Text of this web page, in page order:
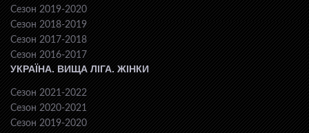
Сезон 2019-2020
Сезон 2018-2019
Сезон 2017-2018
Сезон 2016-2017
УКРАЇНА. ВИЩА ЛІГА. ЖІНКИ
Сезон 2021-2022
Сезон 2020-2021
Сезон 2019-2020